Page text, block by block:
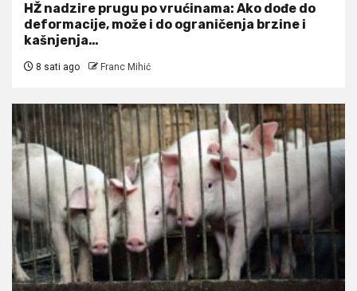
HŽ nadzire prugu po vrućinama: Ako dođe do
deformacije, može i do ograničenja brzine i
kašnjenja…
8 sati ago Franc Mihić